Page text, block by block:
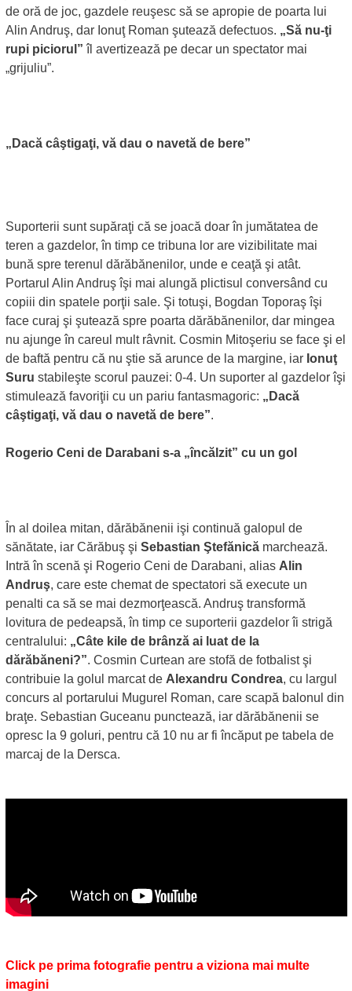
de oră de joc, gazdele reuşesc să se apropie de poarta lui
Alin Andruş, dar Ionuţ Roman şutează defectuos. „Să nu-ţi
rupi piciorul” îl avertizează pe decar un spectator mai
„grijuliu”.
„Dacă câştigaţi, vă dau o navetă de bere”
Suporterii sunt supăraţi că se joacă doar în jumătatea de
teren a gazdelor, în timp ce tribuna lor are vizibilitate mai
bună spre terenul dărăbănenilor, unde e ceaţă şi atât.
Portarul Alin Andruş îşi mai alungă plictisul conversând cu
copiii din spatele porţii sale. Şi totuşi, Bogdan Toporaş îşi
face curaj şi şutează spre poarta dărăbănenilor, dar mingea
nu ajunge în careul mult râvnit. Cosmin Mitoşeriu se face şi el
de baftă pentru că nu ştie să arunce de la margine, iar Ionuţ
Suru stabileşte scorul pauzei: 0-4. Un suporter al gazdelor îşi
stimulează favoriţii cu un pariu fantasmagoric: „Dacă
câştigaţi, vă dau o navetă de bere”.
Rogerio Ceni de Darabani s-a „încălzit” cu un gol
În al doilea mitan, dărăbănenii işi continuă galopul de
sănătate, iar Cărăbuş şi Sebastian Ştefănicămarchează.
Intră în scenă şi Rogerio Ceni de Darabani, alias Alin
Andruş, care este chemat de spectatori să execute un
penalti ca să se mai dezmorţească. Andruş transformă
lovitura de pedeapsă, în timp ce suporterii gazdelor îi strigă
centralului: „Câte kile de brânză ai luat de la
dărăbăneni?”. Cosmin Curtean are stofă de fotbalist şi
contribuie la golul marcat de Alexandru Condrea, cu largul
concurs al portarului Mugurel Roman, care scapă balonul din
braţe. Sebastian Guceanu punctează, iar dărăbănenii se
opresc la 9 goluri, pentru că 10 nu ar fi încăput pe tabela de
marcaj de la Dersca.
Click pe prima fotografie pentru a viziona mai multe
imagini